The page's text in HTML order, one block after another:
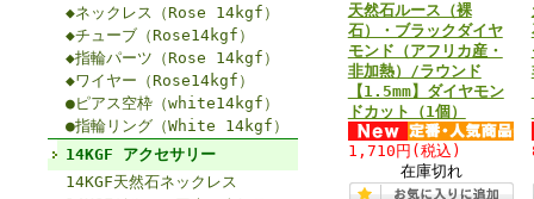
◆ネックレス（Rose 14kgf）
◆チューブ（Rose14kgf）
◆指輪パーツ（Rose 14kgf）
◆ワイヤー（Rose14kgf）
●ピアス空枠（white14kgf）
●指輪リング（White 14kgf）
14KGF アクセサリー
14KGF天然石ネックレス
天然石ルース（裸
石）・ブラックダイヤ
モンド（アフリカ産・
非加熱）/ラウンド
【1.5mm】ダイヤモン
ドカット（1個）
1,710円 (税込)
在庫切れ